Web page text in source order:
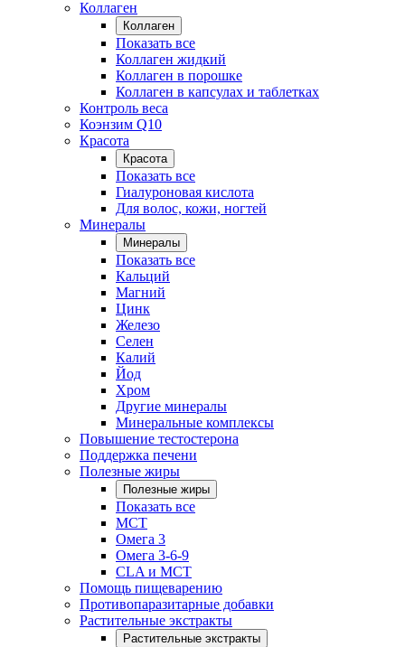
Коллаген
Коллаген
Показать все
Коллаген жидкий
Коллаген в порошке
Коллаген в капсулах и таблетках
Контроль веса
Коэнзим Q10
Красота
Красота
Показать все
Гиалуроновая кислота
Для волос, кожи, ногтей
Минералы
Минералы
Показать все
Кальций
Магний
Цинк
Железо
Селен
Калий
Йод
Хром
Другие минералы
Минеральные комплексы
Повышение тестостерона
Поддержка печени
Полезные жиры
Полезные жиры
Показать все
MCT
Омега 3
Омега 3-6-9
CLA и MCT
Помощь пищеварению
Противопаразитарные добавки
Растительные экстракты
Растительные экстракты